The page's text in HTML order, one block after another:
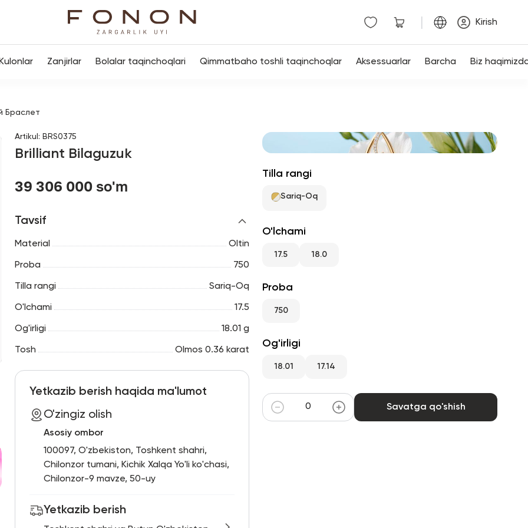
Kirish
Kulonlar Zanjirlar Bolalar taqinchoqlari Qimmatbaho toshli taqinchoqlar Aksessuarlar Barcha Biz
Браслет
Artikul : BRS0375
Brilliant Bilaguzuk
39 306 000 so'm
Tavsif
Material Oltin
Proba 750
Tilla rangi Sariq-Oq
O'lchami 17.5
Og'irligi 18.01 g
Tosh Olmos 0.36 karat
Yetkazib berish haqida ma'lumot
O'zingiz olish
Asosiy ombor
100097, O'zbekiston, Toshkent shahri,
Chilonzor tumani, Kichik Xalqa Yo'li ko'chasi,
Chilonzor-9 mavze, 50-uy
Yetkazib berish
Tilla rangi
Sariq-Oq
O'lchami
17.5 18.0
Proba
750
Og'irligi
18.01 17.14
Savatga qo'shish